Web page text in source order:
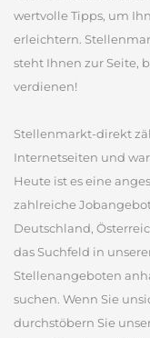
wertvolle Tipps, um
erleichtern.
steht Ihnen zur Seite,
verdienen!
Stellenmarkt-direkt
Internetseiten und
Heute ist es eine
zahlreiche
Deutschland,
das Suchfeld in
Stellenangeboten
suchen. Wenn Sie
durchstöbern Sie